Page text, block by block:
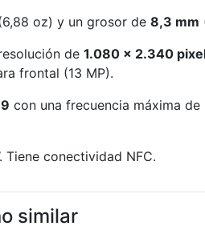
oz) y un grosor de 8,3 mm
de 1.080 x 2.340
frontal (13 MP).
con una frecuencia máxima
conectividad NFC.
similar